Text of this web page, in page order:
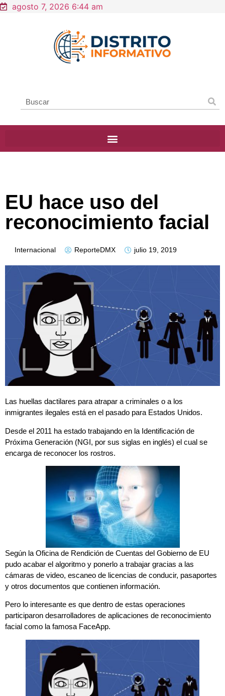
agosto 7, 2026 6:44 am
EU hace uso del
reconocimiento facial
Internacional ReporteDMX julio 19, 2019
Las huellas dactilares para atrapar a criminales o a los
inmigrantes ilegales está en el pasado para Estados Unidos.
Desde el 2011 ha estado trabajando en la Identificación de
Próxima Generación (NGI, por sus siglas en inglés) el cual se
encarga de reconocer los rostros.
Según la Oficina de Rendición de Cuentas del Gobierno de EU
pudo acabar el algoritmo y ponerlo a trabajar gracias a las
cámaras de video, escaneo de licencias de conducir, pasaportes
y otros documentos que contienen información.
Pero lo interesante es que dentro de estas operaciones
participaron desarrolladores de aplicaciones de reconocimiento
facial como la famosa FaceApp.